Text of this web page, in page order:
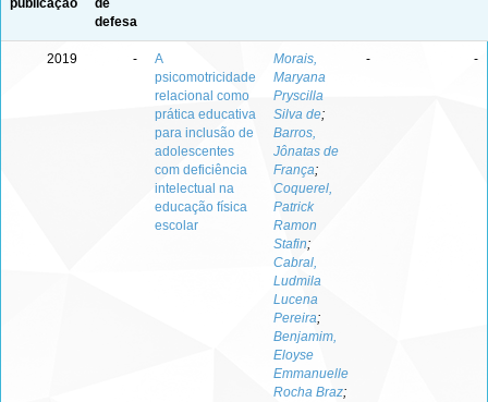
publicação
de
defesa
2019 -
A
psicomotricidade
relacional como
prática educativa
para inclusão de
adolescentes
com deficiência
intelectual na
educação física
escolar
Morais,
Maryana
Pryscilla
Silva de;
Barros,
Jônatas de
França;
Coquerel,
Patrick
Ramon
Stafin;
Cabral,
Ludmila
Lucena
Pereira;
Benjamim,
Eloyse
Emmanuelle
Rocha Braz;
- -